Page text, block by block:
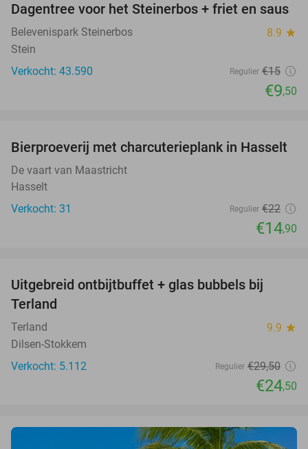
37%
Dagentree voor het Steinerbos + friet en saus
Belevenispark Steinerbos 8.9 star
Stein
Verkocht: 43.590
Regulier €15
€9,50
32%
Bierproeverij met charcuterieplank in Hasselt
De vaart van Maastricht
Hasselt
Verkocht: 31
Regulier €22
€14,90
Uitgebreid ontbijtbuffet + glas bubbels bij
Terland
Terland 9.9 star
Dilsen-Stokkem
Verkocht: 5.112
Regulier €29,50
€24,50